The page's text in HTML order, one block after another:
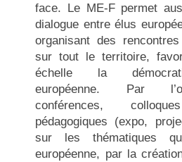
face. Le ME-F permet
dialogue entre élus
organisant des
sur tout le territoire,
échelle la
européenne. Par
conférences,
pédagogiques (expo,
sur les thématiques
européenne, par la